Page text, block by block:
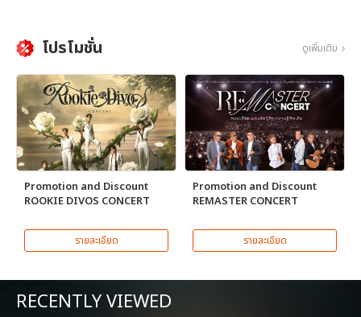
โปรโมชั่น ดูเพิ่มเติม
Promotion and Discount
ROOKIE DIVOS CONCERT
รายละเอียด
Promotion and Discount
REMASTER CONCERT
รายละเอียด
RECENTLY VIEWED